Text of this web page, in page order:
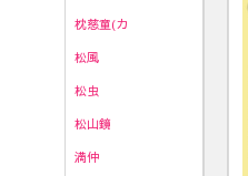
枕慈童(カ
松風
松虫
松山鏡
満仲